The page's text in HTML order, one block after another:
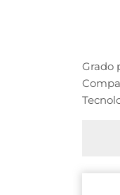
Grado